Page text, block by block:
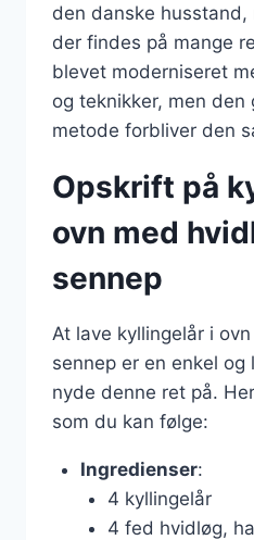
den danske husstand,
der findes på mange
blevet moderniseret
og teknikker, men
metode forbliver den
Opskrift på
ovn med
sennep
At lave kyllingelår i
sennep er en enkel
nyde denne ret på.
som du kan følge:
Ingredienser:
4 kyllingelår
4 fed hvidløg,